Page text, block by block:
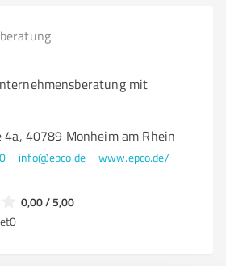
mit
4a, 40789 Monheim am Rhein
info@epco.de www.epco.de/
0,00 / 5,00
0